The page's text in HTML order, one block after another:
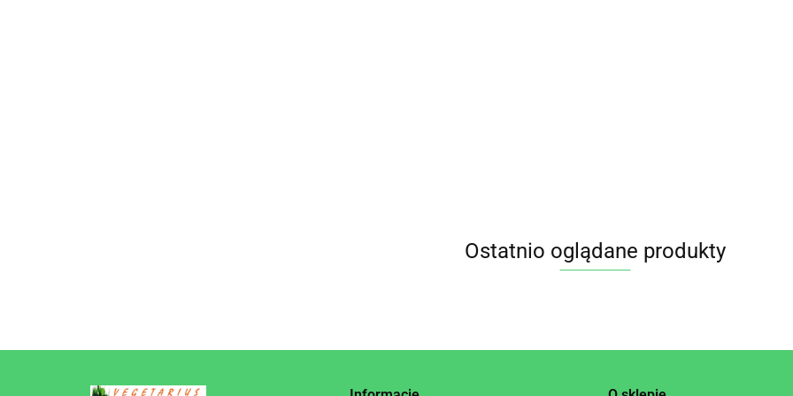
Ostatnio oglądane produkty